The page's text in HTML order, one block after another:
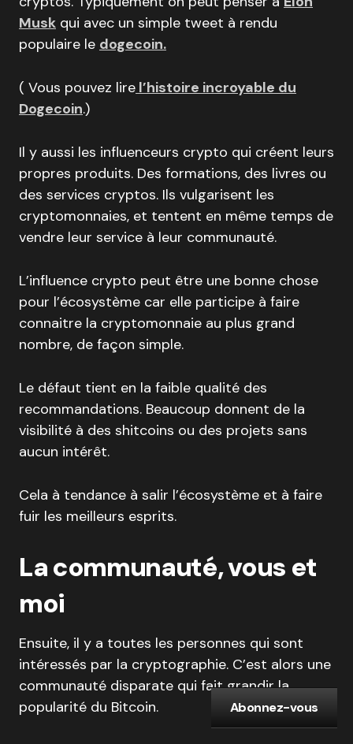
Musk qui avec un simple tweet à rendu
populaire le dogecoin.
( Vous pouvez lire l’histoire incroyable du
Dogecoin.)
Il y aussi les influenceurs crypto qui créent leurs
propres produits. Des formations, des livres ou
des services cryptos. Ils vulgarisent les
cryptomonnaies, et tentent en même temps de
vendre leur service à leur communauté.
L’influence crypto peut être une bonne chose
pour l’écosystème car elle participe à faire
connaitre la cryptomonnaie au plus grand
nombre, de façon simple.
Le défaut tient en la faible qualité des
recommandations. Beaucoup donnent de la
visibilité à des shitcoins ou des projets sans
aucun intérêt.
Cela à tendance à salir l’écosystème et à faire
fuir les meilleurs esprits.
La communauté, vous et
moi
Ensuite, il y a toutes les personnes qui sont
intéressés par la cryptographie. C’est alors une
communauté disparate qui fait grandir la
popularité du Bitcoin.
Abonnez-vous